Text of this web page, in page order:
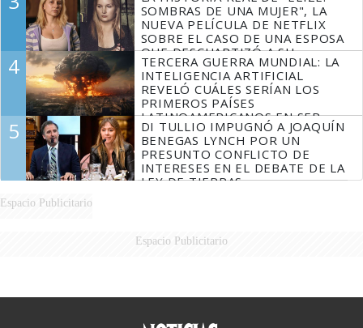
SOMBRAS DE UNA MUJER", LA
NUEVA PELÍCULA DE NETFLIX
SOBRE EL CASO DE UNA ESPOSA
QUE DESCUARTIZÓ A SU
MARIDO
4
TERCERA GUERRA MUNDIAL: LA
INTELIGENCIA ARTIFICIAL
REVELÓ CUÁLES SERÍAN LOS
PRIMEROS PAÍSES
LATINOAMERICANOS EN SER
DERROTADOS
5
DI TULLIO IMPUGNÓ A JOAQUÍN
BENEGAS LYNCH POR UN
PRESUNTO CONFLICTO DE
INTERESES EN EL DEBATE DE LA
LEY DE TIERRAS
Espacio Publicitario
Espacio Publicitario